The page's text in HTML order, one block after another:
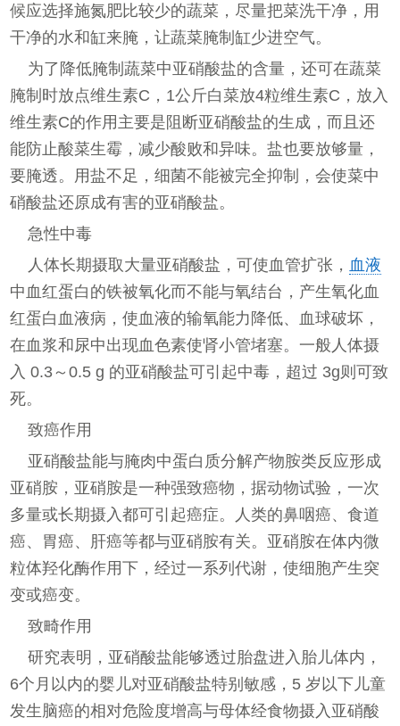
候应选择施氮肥比较少的蔬菜，尽量把菜洗干净，用
干净的水和缸来腌，让蔬菜腌制缸少进空气。
为了降低腌制蔬菜中亚硝酸盐的含量，还可在蔬菜
腌制时放点维生素C，1公斤白菜放4粒维生素C，放入
维生素C的作用主要是阻断亚硝酸盐的生成，而且还
能防止酸菜生霉，减少酸败和异味。盐也要放够量，
要腌透。用盐不足，细菌不能被完全抑制，会使菜中
硝酸盐还原成有害的亚硝酸盐。
急性中毒
人体长期摄取大量亚硝酸盐，可使血管扩张， 血液
中血红蛋白的铁被氧化而不能与氧结台，产生氧化血
红蛋白血液病，使血液的输氧能力降低、血球破坏，
在血浆和尿中出现血色素使肾小管堵塞。一般人体摄
入 0.3～0.5 g 的亚硝酸盐可引起中毒，超过 3g则可致
死。
致癌作用
亚硝酸盐能与腌肉中蛋白质分解产物胺类反应形成
亚硝胺，亚硝胺是一种强致癌物，据动物试验，一次
多量或长期摄入都可引起癌症。人类的鼻咽癌、食道
癌、胃癌、肝癌等都与亚硝胺有关。亚硝胺在体内微
粒体羟化酶作用下，经过一系列代谢，使细胞产生突
变或癌变。
致畸作用
研究表明，亚硝酸盐能够透过胎盘进入胎儿体内，
6个月以内的婴儿对亚硝酸盐特别敏感，5 岁以下儿童
发生脑癌的相对危险度增高与母体经食物摄入亚硝酸